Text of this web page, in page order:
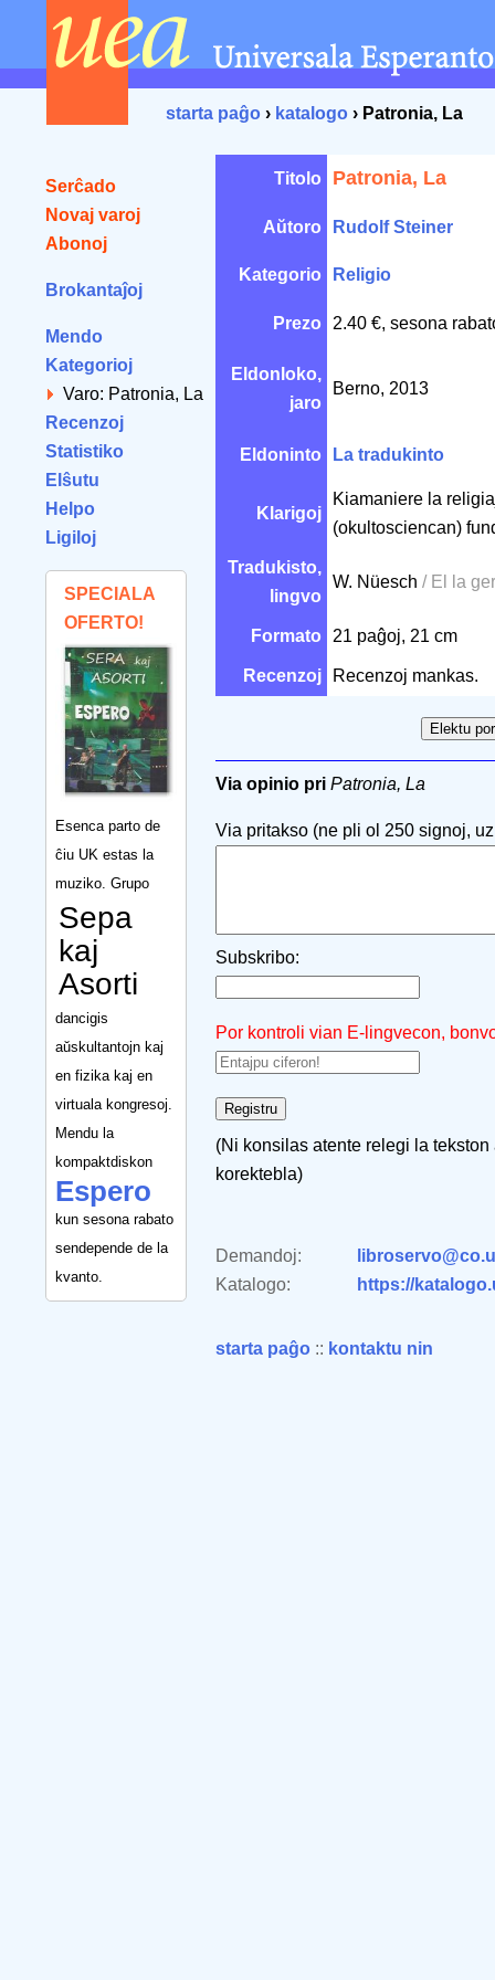
starta paĝo › katalogo › Patronia, La
Serĉado
Novaj varoj
Abonoj
Brokantaĵoj
Mendo
Kategorioj
Varo: Patronia, La
Recenzoj
Statistiko
Elŝutu
Helpo
Ligiloj
SPECIALA
OFERTO!
Esenca parto de
ĉiu UK estas la
muziko. Grupo
Sepa
kaj
Asorti
dancigis
aŭskultantojn kaj
en fizika kaj en
virtuala kongresoj.
Mendu la
kompaktdiskon
Espero
kun sesona rabato
sendepende de la
kvanto.
Titolo Patronia, La
Aŭtoro Rudolf Steiner
Kategorio Religio
Prezo 2.40 €, sesona
Eldonloko,
jaro
Berno, 2013
Eldoninto La tradukinto
Klarigoj
Kiamaniere la
(okultosciencan)
Tradukisto,
lingvo
W. Nüesch / El la
Formato 21 paĝoj, 21 cm
Recenzoj Recenzoj mankas.
Via opinio pri Patronia, La
Via pritakso (ne pli ol 250 signoj,
Subskribo:
Por kontroli vian E-lingvecon,
(Ni konsilas atente relegi la
korektebla)
Demandoj:
Katalogo:
https://
starta paĝo :: kontaktu nin